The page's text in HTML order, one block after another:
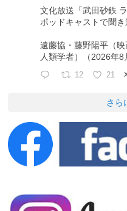
文化放送「武田砂鉄
ポッドキャストで聞
遠藤協・藤野陽平（
人類学者）（2026年8
12 21
さら